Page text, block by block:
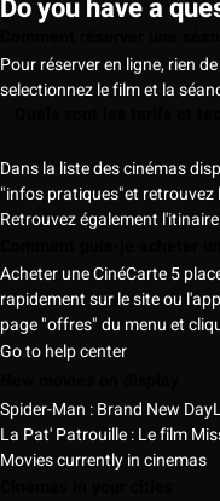
Do you have a
Pour réserver en ligne, rien
selectionnez le film et la
Dans la liste des cinémas
"infos pratiques"et retrouvez
Retrouvez également
Acheter une CinéCarte 5
rapidement sur le site ou
page "offres" du menu et
Go to help center
Spider-Man : Brand New Day
La Pat' Patrouille : Le film
Movies currently in cinemas